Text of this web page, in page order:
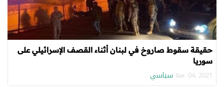
حقيقة سقوط صاروخ في لبنان أثناء القصف الإسرائيلي على
سوريا
Jan. 04, 2021 سياسي